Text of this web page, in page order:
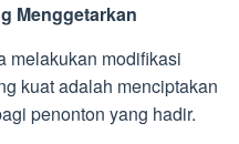
Menggetarkan
melakukan modifikasi
kuat adalah menciptakan
penonton yang hadir.